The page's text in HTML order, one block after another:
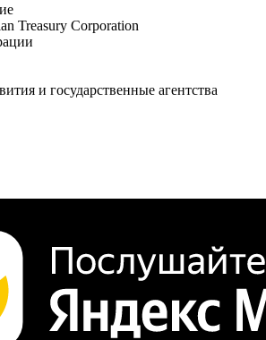
Treasury Corporation
и государственные агентства